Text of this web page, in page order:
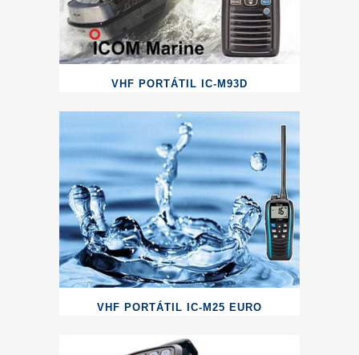
VHF PORTÁTIL IC-M93D
VHF PORTÁTIL IC-M25 EURO